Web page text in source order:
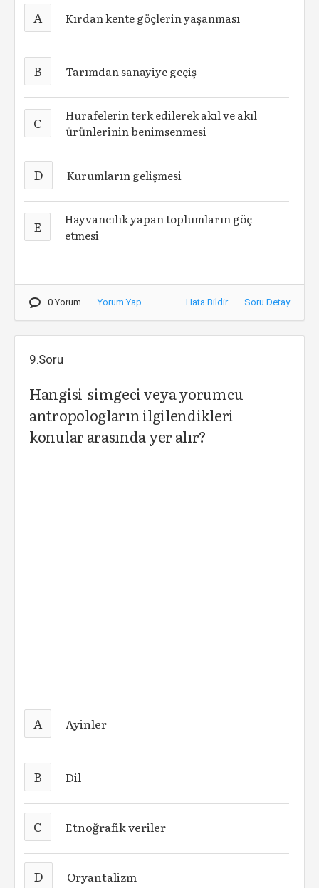
A Kırdan kente göçlerin yaşanması
B Tarımdan sanayiye geçiş
C
Hurafelerin terk edilerek akıl ve akıl
ürünlerinin benimsenmesi
D Kurumların gelişmesi
E
Hayvancılık yapan toplumların göç
etmesi
0 Yorum Yorum Yap Hata Bildir Soru Detay
9.Soru
Hangisi simgeci veya yorumcu
antropologların ilgilendikleri
konular arasında yer alır?
A Ayinler
B Dil
C Etnoğrafik veriler
D Oryantalizm